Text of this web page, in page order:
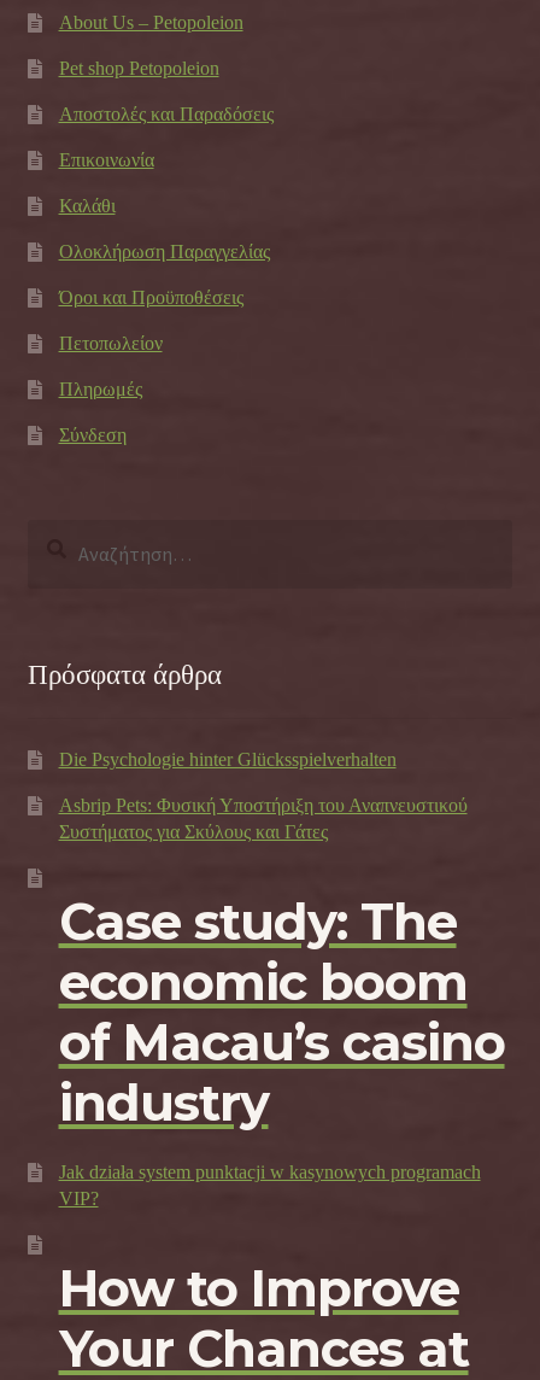
About Us – Petopoleion
Pet shop Petopoleion
Αποστολές και Παραδόσεις
Επικοινωνία
Καλάθι
Ολοκλήρωση Παραγγελίας
Όροι και Προϋποθέσεις
Πετοπωλείον
Πληρωμές
Σύνδεση
Πρόσφατα άρθρα
Die Psychologie hinter Glücksspielverhalten
Asbrip Pets: Φυσική Υποστήριξη του Αναπνευστικού
Συστήματος για Σκύλους και Γάτες
Case study: The
economic boom
of Macau’s casino
industry
Jak działa system punktacji w kasynowych programach
VIP?
How to Improve
Your Chances at